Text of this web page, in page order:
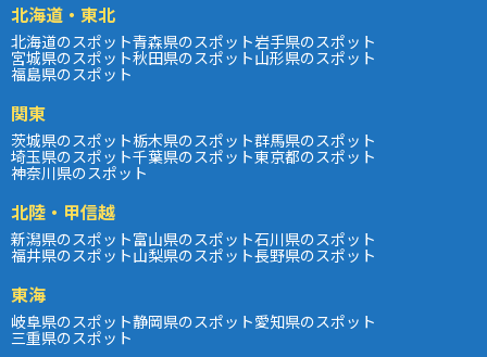
北海道・東北
北海道のスポット青森県のスポット岩手県のスポット
宮城県のスポット秋田県のスポット山形県のスポット
福島県のスポット
関東
茨城県のスポット栃木県のスポット群馬県のスポット
埼玉県のスポット千葉県のスポット東京都のスポット
神奈川県のスポット
北陸・甲信越
新潟県のスポット富山県のスポット石川県のスポット
福井県のスポット山梨県のスポット長野県のスポット
東海
岐阜県のスポット静岡県のスポット愛知県のスポット
三重県のスポット